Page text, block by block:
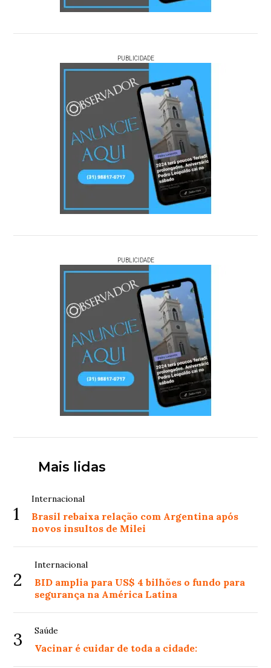
PUBLICIDADE
PUBLICIDADE
Mais lidas
1
Internacional
Brasil rebaixa relação com Argentina após
novos insultos de Milei
2
Internacional
BID amplia para US$ 4 bilhões o fundo para
segurança na América Latina
3 Saúde
Vacinar é cuidar de toda a cidade: